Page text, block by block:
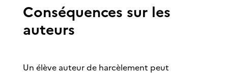
Conséquences sur les
auteurs
Un élève auteur de harcèlement peut